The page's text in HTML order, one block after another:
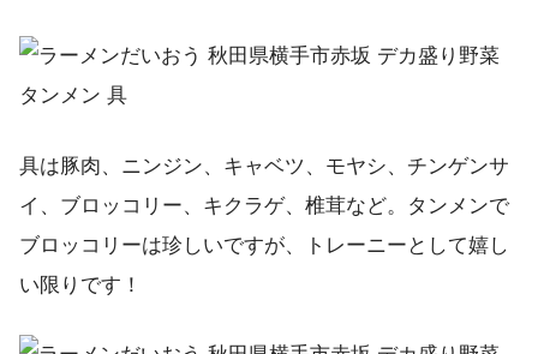
具は豚肉、ニンジン、キャベツ、モヤシ、チンゲンサ
イ、ブロッコリー、キクラゲ、椎茸など。タンメンで
ブロッコリーは珍しいですが、トレーニーとして嬉し
い限りです！